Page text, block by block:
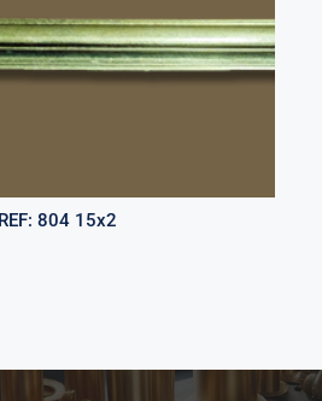
REF:804 15x2